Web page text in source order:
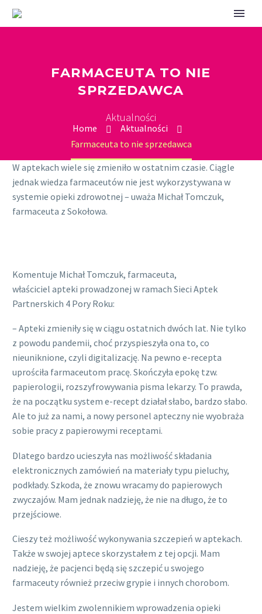
FARMACEUTA TO NIE
SPRZEDAWCA
Aktualności
Home
Aktualności
Farmaceuta to nie sprzedawca
W aptekach wiele się zmieniło w ostatnim czasie. Ciągle
jednak wiedza farmaceutów nie jest wykorzystywana w
systemie opieki zdrowotnej – uważa Michał Tomczuk,
farmaceuta z Sokołowa.
Komentuje Michał Tomczuk, farmaceuta,
właściciel apteki prowadzonej w ramach Sieci Aptek
Partnerskich 4 Pory Roku:
– Apteki zmieniły się w ciągu ostatnich dwóch lat. Nie tylko
z powodu pandemii, choć przyspieszyła ona to, co
nieuniknione, czyli digitalizację. Na pewno e-recepta
uprościła farmaceutom pracę. Skończyła epokę tzw.
papierologii, rozszyfrowywania pisma lekarzy. To prawda,
że na początku system e-recept działał słabo, bardzo słabo.
Ale to już za nami, a nowy personel apteczny nie wyobraża
sobie pracy z papierowymi receptami.
Dlatego bardzo ucieszyła nas możliwość składania
elektronicznych zamówień na materiały typu pieluchy,
podkłady. Szkoda, że znowu wracamy do papierowych
zwyczajów. Mam jednak nadzieję, że nie na długo, że to
przejściowe.
Cieszy też możliwość wykonywania szczepień w aptekach.
Także w swojej aptece skorzystałem z tej opcji. Mam
nadzieję, że pacjenci będą się szczepić u swojego
farmaceuty również przeciw grypie i innych chorobom.
Jestem wielkim zwolennikiem wprowadzenia opieki